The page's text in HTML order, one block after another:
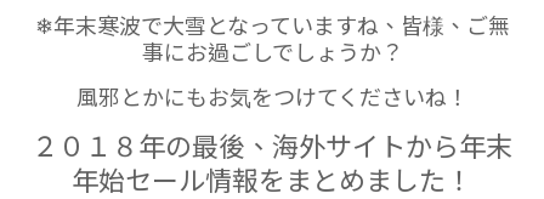
❄年末寒波で大雪となっていますね、皆様、ご無
事にお過ごしでしょうか？
風邪とかにもお気をつけてくださいね！
２０１８年の最後、海外サイトから年末
年始セール情報をまとめました！